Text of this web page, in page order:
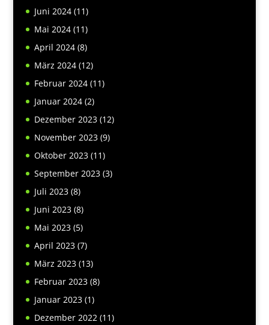
Juni 2024(11)
Mai 2024(11)
April 2024(8)
März 2024(12)
Februar 2024(11)
Januar 2024(2)
Dezember 2023(12)
November 2023(9)
Oktober 2023(11)
September 2023(3)
Juli 2023(8)
Juni 2023(8)
Mai 2023(5)
April 2023(7)
März 2023(13)
Februar 2023(8)
Januar 2023(1)
Dezember 2022(11)